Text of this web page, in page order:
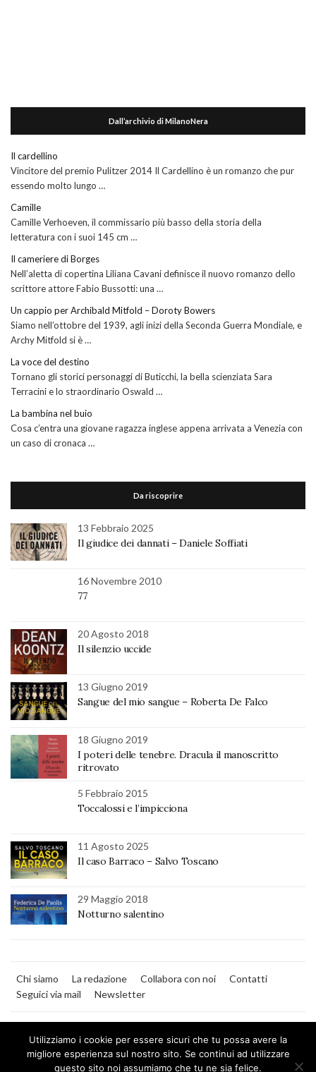
Dall’archivio di MilanoNera
Il cardellino
Vincitore del premio Pulitzer 2014 Il Cardellino è un romanzo che pur
essendo molto lungo …
Camille
Camille Verhoeven, il commissario più basso della storia della
letteratura con i suoi 145 cm …
Il cameriere di Borges
Nell’aletta di copertina Liliana Cavani definisce il nuovo romanzo dello
scrittore attore Fabio Bussotti: una …
Un cappio per Archibald Mitfold – Doroty Bowers
Siamo nell’ottobre del 1939, agli inizi della Seconda Guerra Mondiale, e
Archy Mitfold si è …
La voce del destino
Tornano gli storici personaggi di Buticchi, la bella scienziata Sara
Terracini e lo straordinario Oswald …
La bambina nel buio
Cosa c’entra una giovane ragazza inglese appena arrivata a Venezia con
un caso di cronaca …
Da riscoprire
13 Febbraio 2025
Il giudice dei dannati – Daniele Soffiati
16 Novembre 2010
77
20 Agosto 2018
Il silenzio uccide
13 Giugno 2019
Sangue del mio sangue – Roberta De Falco
18 Giugno 2019
I poteri delle tenebre. Dracula il manoscritto
ritrovato
5 Febbraio 2015
Toccalossi e l’impicciona
11 Agosto 2025
Il caso Barraco – Salvo Toscano
29 Maggio 2018
Notturno salentino
Chi siamo La redazione Collabora con noi
Contatti
Seguici via mail
Newsletter
Utilizziamo i cookie per essere sicuri che tu possa avere la
migliore esperienza sul nostro sito. Se continui ad utilizzare
questo sito noi assumiamo che tu ne sia felice.